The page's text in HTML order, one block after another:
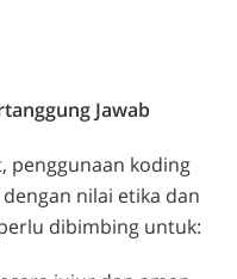
Jawab
penggunaan koding
nilai etika dan
dibimbing untuk: